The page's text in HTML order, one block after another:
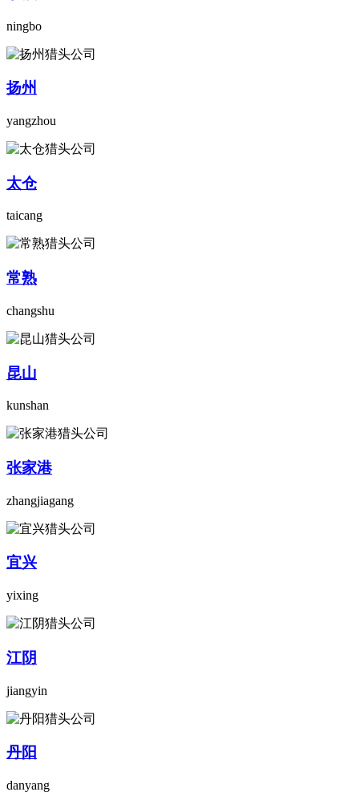
ningbo
扬州
yangzhou
太仓
taicang
常熟
changshu
昆山
kunshan
张家港
zhangjiagang
宜兴
yixing
江阴
jiangyin
丹阳
danyang